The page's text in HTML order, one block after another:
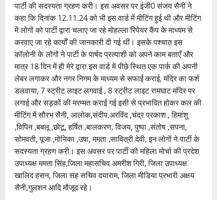
पार्टी की सदस्यता ग्रहण करी। इस अवसर पर इंजी0 संजय सैनी ने
कहा कि दिनांक 12.11.24 को भी इस वार्ड में मीटिंग हुई थी और मीटिंग
में लोगों को पार्टी द्वारा चलाए जा रहे मोहल्ला रिपेयर कैंप के माध्यम से
करवाए जा रहे कार्यों की जानकारी दी गई थीं। इसके पश्चात इस
कॉलोनी के लोगों ने पार्टी के पार्षद प्रत्याशी को अपने काम बताएँ और
मात्र 18 दिन में ही मेरे द्वारा इस वार्ड में पीछे स्थित एक पार्क की अपनी
लेबर लगाकर और नगर निगम के माध्यम से सफाई कराई, मंदिर का फर्श
डलवाया, 7 स्ट्रीट लाइट लगवाई , 8 स्ट्रीट लाइट रामघाट मंदिर पर
लगाई और सड़कों की मरम्मत कराई गई इसी से प्रभावित होकर कल की
मीटिंग में सौरभ सैनी, आलोक,संदीप,अरविंद ,चंद्र प्रकाश , हिमांशु
,विपिन ,बबलू ,छोटू, हर्षित ,बालकरण, विजय, पुष्पा ,संतोष ,सपना,
सोमवती, पूजा ,मोनिका ,उषा, ममता ,सावित्री देवी, इन लोगों ने पार्टी के
सदस्यता ग्रहण करी। इस अवसर पर पार्टी की महिला मोर्चा की प्रदेश
उपाध्यक्ष ममता सिंह,जिला महासचिव अमरीश गिरी, जिला उपाध्यक्ष
खालिद हसन, जिला सह सचिव दयाराम, जिला मीडिया प्रभारी अक्षय
सैनी,गुलशन आदि मौजूद रहे।